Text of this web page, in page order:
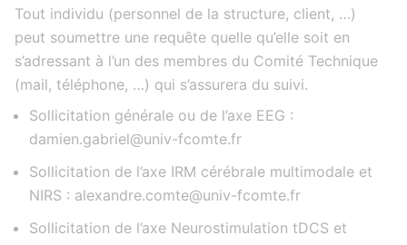
Tout individu (personnel de la structure, client, …)
peut soumettre une requête quelle qu’elle soit en
s’adressant à l’un des membres du Comité Technique
(mail, téléphone, …) qui s’assurera du suivi.
Sollicitation générale ou de l’axe EEG :
damien.gabriel@univ-fcomte.fr
Sollicitation de l’axe IRM cérébrale multimodale et
NIRS : alexandre.comte@univ-fcomte.fr
Sollicitation de l’axe Neurostimulation tDCS et